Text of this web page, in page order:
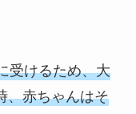
受けるため、大
、赤ちゃんはそ